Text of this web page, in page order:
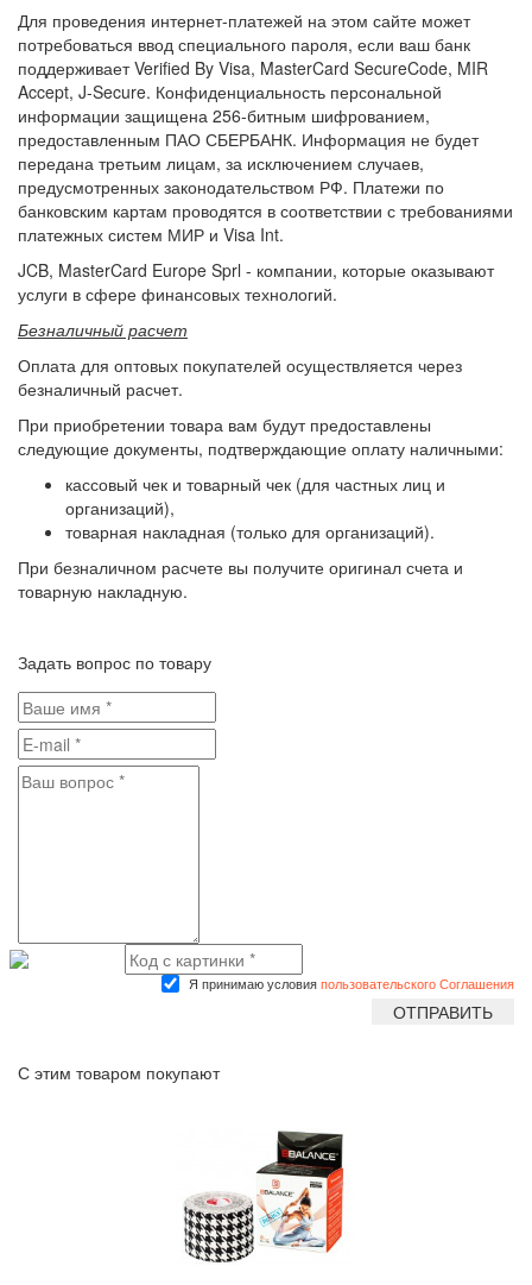
Для проведения интернет-платежей на этом сайте может
потребоваться ввод специального пароля, если ваш банк
поддерживает Verified By Visa, MasterCard SecureCode, MIR
Accept, J-Secure. Конфиденциальность персональной
информации защищена 256-битным шифрованием,
предоставленным ПАО СБЕРБАНК. Информация не будет
передана третьим лицам, за исключением случаев,
предусмотренных законодательством РФ. Платежи по
банковским картам проводятся в соответствии с требованиями
платежных систем МИР и Visa Int.
JCB, MasterCard Europe Sprl - компании, которые оказывают
услуги в сфере финансовых технологий.
Безналичный расчет
Оплата для оптовых покупателей осуществляется через
безналичный расчет.
При приобретении товара вам будут предоставлены
следующие документы, подтверждающие оплату наличными:
кассовый чек и товарный чек (для частных лиц и
организаций),
товарная накладная (только для организаций).
При безналичном расчете вы получите оригинал счета и
товарную накладную.
Задать вопрос по товару
Я принимаю условияпользовательского Соглашения
С этим товаром покупают